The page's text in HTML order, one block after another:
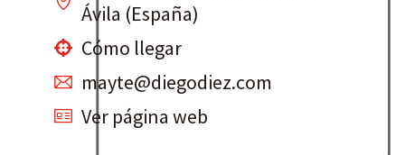
Ávila (España)
Cómo llegar
mayte@diegodiez.com
Ver página web